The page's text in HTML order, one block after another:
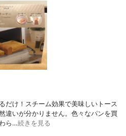
だけ！スチーム効果で美味しいトース
違いが分かりません。色々なパンを買
ら…続きを見る